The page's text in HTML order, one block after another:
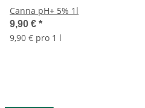
Canna pH+ 5% 1l
9,90 € *
9,90 € pro 1 l